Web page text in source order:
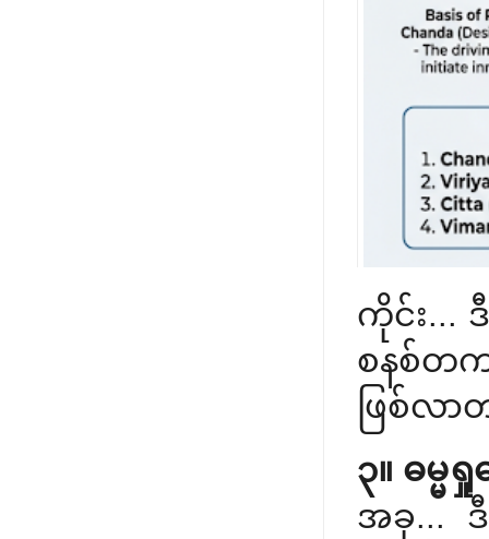
ကိုင်း...
စနစ်တ
ဖြစ်လာ
၃။ ဓမ္မ
အခု...